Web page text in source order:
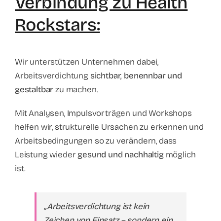
Rockstars:
Wir unterstützen Unternehmen dabei,
Arbeitsverdichtung sichtbar, benennbar und
gestaltbarzu machen.
Mit Analysen, Impulsvorträgen und Workshops
helfen wir, strukturelle Ursachen zu erkennen und
Arbeitsbedingungen so zu verändern, dass
Leistung wiedergesund und nachhaltigmöglich
ist.
„Arbeitsverdichtung ist kein